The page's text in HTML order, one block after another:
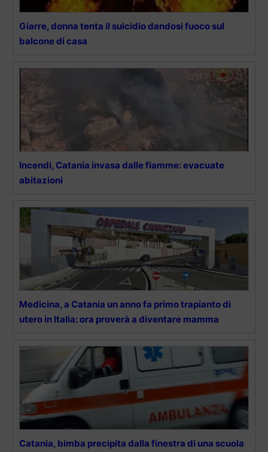
Giarre, donna tenta il suicidio dandosi fuoco sul
balcone di casa
Incendi, Catania invasa dalle fiamme: evacuate
abitazioni
Medicina, a Catania un anno fa primo trapianto di
utero in Italia: ora proverà a diventare mamma
Catania, bimba precipita dalla finestra di una scuola